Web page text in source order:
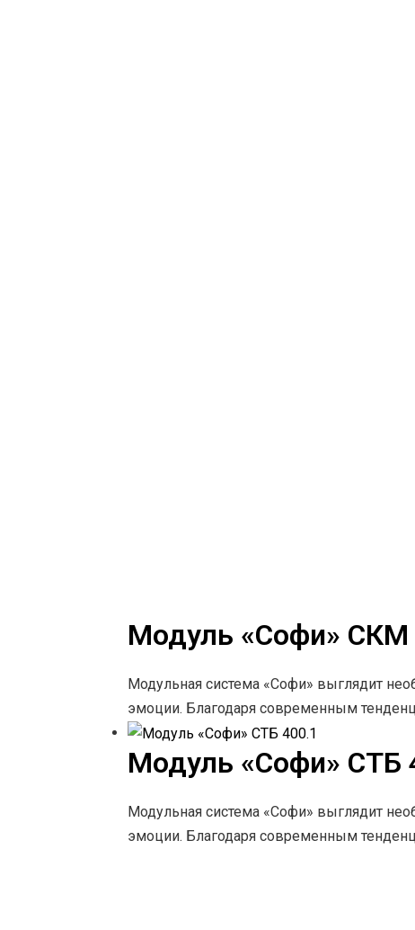
Модуль «Софи» СКМ
Модульная система «Софи» выглядит
эмоции. Благодаря современным
Модуль «Софи» СТБ
Модульная система «Софи» выглядит
эмоции. Благодаря современным